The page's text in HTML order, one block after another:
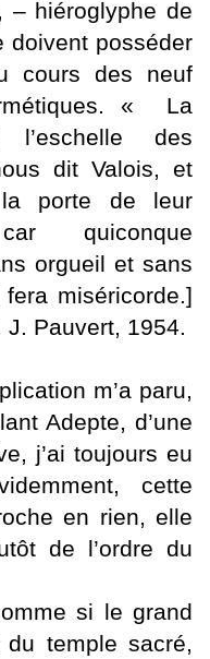
, – hiéroglyphe de
doivent posséder
cours des neuf
« La
des
dit Valois, et
la porte de leur
quiconque
orgueil et sans
miséricorde.]
Pauvert, 1954.
m’a paru,
Adepte, d’une
j’ai toujours eu
cette
en rien, elle
de l’ordre du
si le grand
temple sacré,